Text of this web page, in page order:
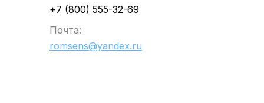
+7 (800) 555-32-69
Почта:
romsens@yandex.ru